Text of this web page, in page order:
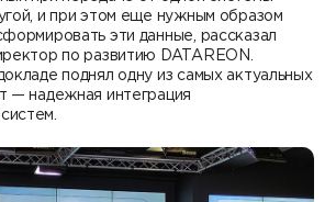
и при этом еще нужным образом
эти данные, рассказал
по развитию DATAREON.
поднял одну из самых актуальных
— надежная интеграция